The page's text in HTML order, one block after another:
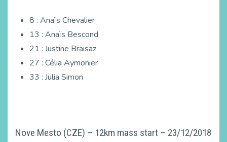
8 : Anaïs Chevalier
13 : Anaïs Bescond
21 : Justine Braisaz
27 : Célia Aymonier
33 : Julia Simon
Nove Mesto (CZE) – 12km mass start – 23/12/2018